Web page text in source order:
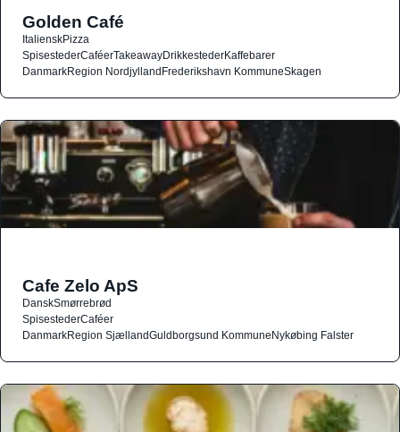
Golden Café
ItalienskPizza
SpisestederCaféerTakeawayDrikkestederKaffebarer
DanmarkRegion NordjyllandFrederikshavn KommuneSkagen
Cafe Zelo ApS
DanskSmørrebrød
SpisestederCaféer
DanmarkRegion SjællandGuldborgsund KommuneNykøbing Falster